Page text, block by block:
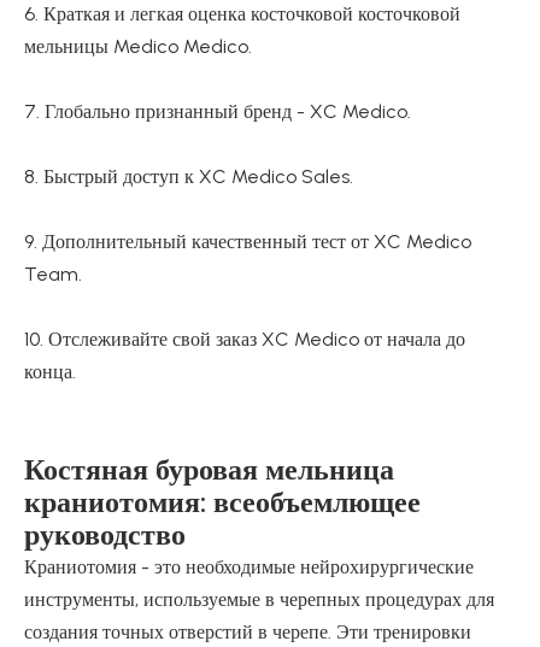
6. Краткая и легкая оценка косточковой косточковой
мельницы Medico Medico.
7. Глобально признанный бренд - XC Medico.
8. Быстрый доступ к XC Medico Sales.
9. Дополнительный качественный тест от XC Medico
Team.
10. Отслеживайте свой заказ XC Medico от начала до
конца.
Костяная буровая мельница
краниотомия: всеобъемлющее
руководство
Краниотомия - это необходимые нейрохирургические
инструменты, используемые в черепных процедурах для
создания точных отверстий в черепе. Эти тренировки